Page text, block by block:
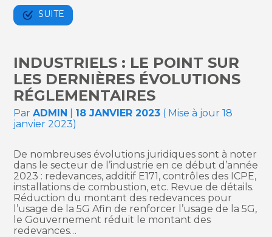
SUITE
INDUSTRIELS : LE POINT SUR
LES DERNIÈRES ÉVOLUTIONS
RÉGLEMENTAIRES
ParADMIN 18 JANVIER 2023 ( Mise à jour 18
janvier 2023)
De nombreuses évolutions juridiques sont à noter
dans le secteur de l’industrie en ce début d’année
2023 : redevances, additif E171, contrôles des ICPE,
installations de combustion, etc. Revue de détails.
Réduction du montant des redevances pour
l’usage de la 5G Afin de renforcer l’usage de la 5G,
le Gouvernement réduit le montant des
redevances…